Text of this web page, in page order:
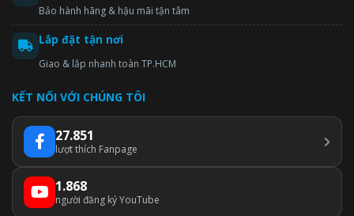
Bảo hành hãng & hậu mãi tận tâm
Lắp đặt tận nơi
Giao & lắp nhanh toàn TP.HCM
KẾT NỐI VỚI CHÚNG TÔI
27.851
lượt thích Fanpage
1.868
người đăng ký YouTube